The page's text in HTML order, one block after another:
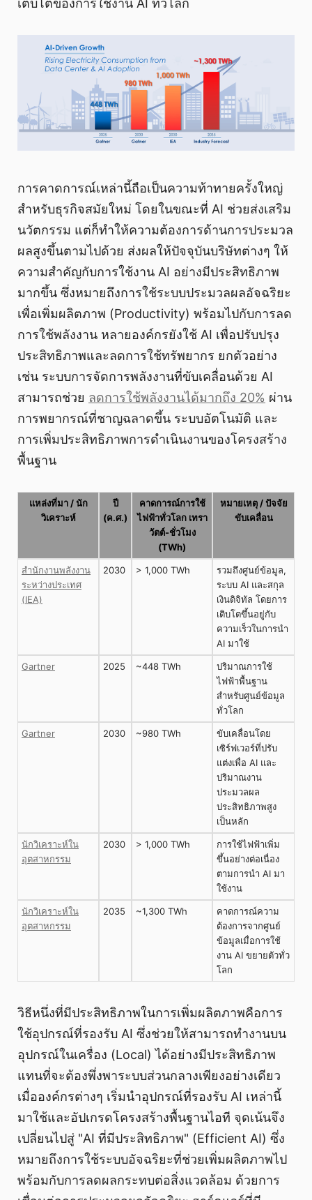
เติบโตของการใช้งาน AI ทั่วโลก
การคาดการณ์เหล่านี้ถือเป็นความท้าทายครั้งใหญ่
สำหรับธุรกิจสมัยใหม่ โดยในขณะที่ AI ช่วยส่งเสริม
นวัตกรรม แต่ก็ทำให้ความต้องการด้านการประมวล
ผลสูงขึ้นตามไปด้วย ส่งผลให้ปัจจุบันบริษัทต่างๆ ให้
ความสำคัญกับการใช้งาน AI อย่างมีประสิทธิภาพ
มากขึ้น ซึ่งหมายถึงการใช้ระบบประมวลผลอัจฉริยะ
เพื่อเพิ่มผลิตภาพ (Productivity) พร้อมไปกับการลด
การใช้พลังงาน หลายองค์กรยังใช้ AI เพื่อปรับปรุง
ประสิทธิภาพและลดการใช้ทรัพยากร ยกตัวอย่าง
เช่น ระบบการจัดการพลังงานที่ขับเคลื่อนด้วย AI
สามารถช่วย ลดการใช้พลังงานได้มากถึง 20% ผ่าน
การพยากรณ์ที่ชาญฉลาดขึ้น ระบบอัตโนมัติ และ
การเพิ่มประสิทธิภาพการดำเนินงานของโครงสร้าง
พื้นฐาน
แหล่งที่มา / นัก
วิเคราะห์
ปี
(ค.ศ.)
คาดการณ์การใช้
ไฟฟ้าทั่วโลก เทรา
วัตต์-ชั่วโมง
(TWh)
หมายเหตุ / ปัจจัย
ขับเคลื่อน
สำนักงานพลังงาน
ระหว่างประเทศ
(IEA)
2030 > 1,000 TWh
รวมถึงศูนย์ข้อมูล,
ระบบ AI และสกุล
เงินดิจิทัล โดยการ
เติบโตขึ้นอยู่กับ
ความเร็วในการนำ
AI มาใช้
Gartner 2025 ~448 TWh
ปริมาณการใช้
ไฟฟ้าพื้นฐาน
สำหรับศูนย์ข้อมูล
ทั่วโลก
Gartner 2030 ~980 TWh
ขับเคลื่อนโดย
เซิร์ฟเวอร์ที่ปรับ
แต่งเพื่อ AI และ
ปริมาณงาน
ประมวลผล
ประสิทธิภาพสูง
เป็นหลัก
นักวิเคราะห์ใน
อุตสาหกรรม
2030 > 1,000 TWh
การใช้ไฟฟ้าเพิ่ม
ขึ้นอย่างต่อเนื่อง
ตามการนำ AI มา
ใช้งาน
นักวิเคราะห์ใน
อุตสาหกรรม
2035 ~1,300 TWh
คาดการณ์ความ
ต้องการจากศูนย์
ข้อมูลเมื่อการใช้
งาน AI ขยายตัวทั่ว
โลก
วิธีหนึ่งที่มีประสิทธิภาพในการเพิ่มผลิตภาพคือการ
ใช้อุปกรณ์ที่รองรับ AI ซึ่งช่วยให้สามารถทำงานบน
อุปกรณ์ในเครื่อง (Local) ได้อย่างมีประสิทธิภาพ
แทนที่จะต้องพึ่งพาระบบส่วนกลางเพียงอย่างเดียว
เมื่อองค์กรต่างๆ เริ่มนำอุปกรณ์ที่รองรับ AI เหล่านี้
มาใช้และอัปเกรดโครงสร้างพื้นฐานไอที จุดเน้นจึง
เปลี่ยนไปสู่ "AI ที่มีประสิทธิภาพ" (Efficient AI) ซึ่ง
หมายถึงการใช้ระบบอัจฉริยะที่ช่วยเพิ่มผลิตภาพไป
พร้อมกับการลดผลกระทบต่อสิ่งแวดล้อม ด้วยการ